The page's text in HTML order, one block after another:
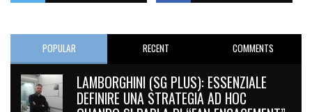
POPULAR RECENT COMMENTS
LAMBORGHINI (SG PLUS): ESSENZIALE
DEFINIRE UNA STRATEGIA AD HOC